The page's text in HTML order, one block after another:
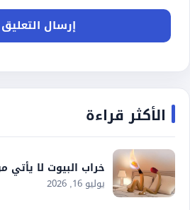
الأكثر قراءة
خراب البيوت لا يأتي
يوليو 16, 2026